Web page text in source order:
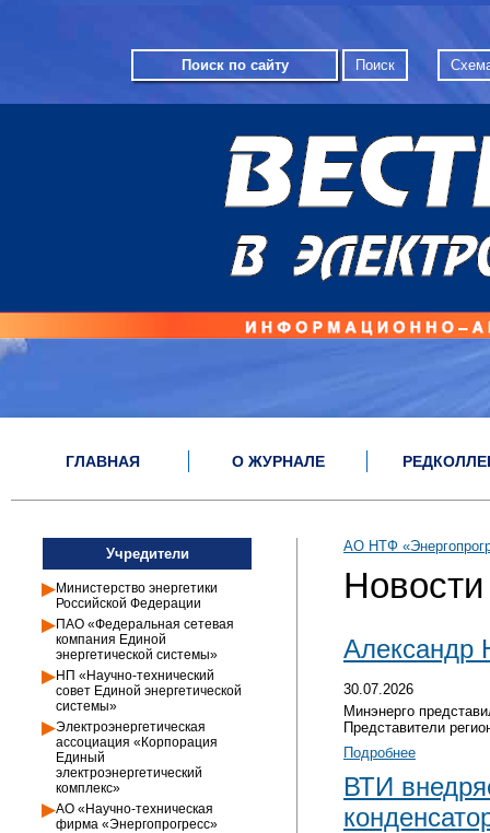
ГЛАВНАЯ О ЖУРНАЛЕ
АО НТФ
Новости
Александр
30.07.2026
Минэнерго
Представители
Подробнее
ВТИ
Учредители
Министерство энергетики
Российской Федерации
ПАО «Федеральная сетевая
компания Единой
энергетической системы»
НП «Научно-технический
совет Единой энергетической
системы»
Электроэнергетическая
ассоциация «Корпорация
Единый
электроэнергетический
комплекс»
АО «Научно-техническая
фирма «Энергопрогресс»